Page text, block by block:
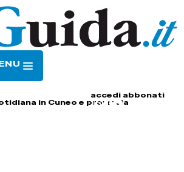
accedi abbonati
in Cuneo e provincia